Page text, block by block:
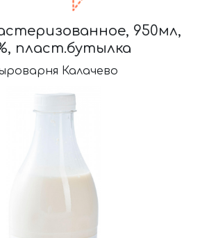
950мл,
пласт.бутылка
Калачево